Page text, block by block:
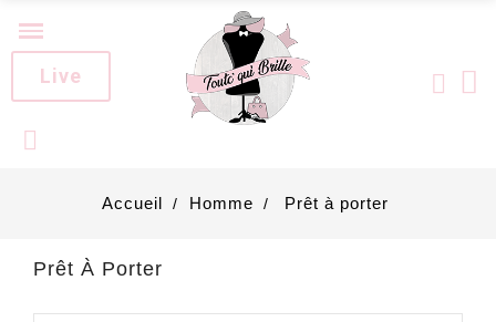
Live
Accueil Homme Prêt à porter
Prêt À Porter